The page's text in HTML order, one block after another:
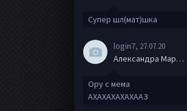
Супер шл(мат)шка
login7, 27.07.20
Александра Маркова
Ору с мема
АХАХАХАХАХААЗ